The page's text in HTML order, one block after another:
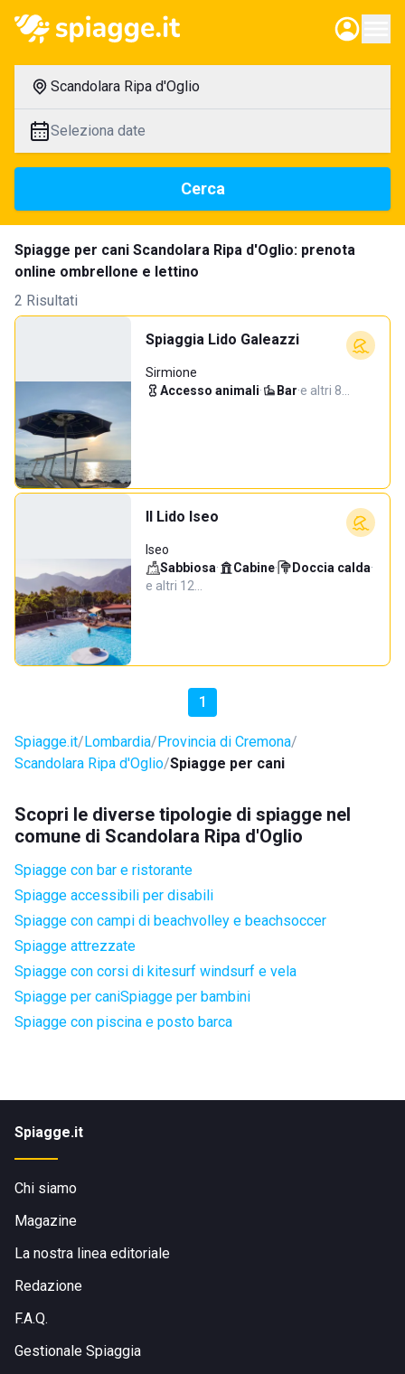
Scandolara Ripa d'Oglio
Seleziona date
Cerca
Spiagge per cani Scandolara Ripa d'Oglio: prenota
online ombrellone e lettino
2 Risultati
Spiaggia Lido Galeazzi
Sirmione
Accesso animali· Bar·e altri 8…
Il Lido Iseo
Iseo
Sabbiosa· Cabine· Doccia calda·
e altri 12…
1
Spiagge.it Lombardia Provincia di Cremona
Scandolara Ripa d'Oglio Spiagge per cani
Scopri le diverse tipologie di spiagge nel
comune di Scandolara Ripa d'Oglio
Spiagge con bar e ristorante
Spiagge accessibili per disabili
Spiagge con campi di beachvolley e beachsoccer
Spiagge attrezzate
Spiagge con corsi di kitesurf windsurf e vela
Spiagge per caniSpiagge per bambini
Spiagge con piscina e posto barca
Spiagge.it
Chi siamo
Magazine
La nostra linea editoriale
Redazione
F.A.Q.
Gestionale Spiaggia